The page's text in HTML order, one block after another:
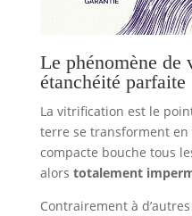
Le phénomène
étanchéité parfaite
La vitrification est le
terre se transforment en
compacte bouche tous
alors totalement
Contrairement à